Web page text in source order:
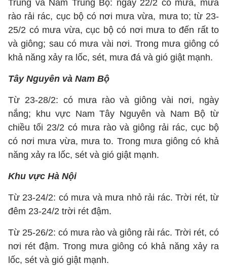
Trung và Nam Trung Bộ: ngày 22/2 có mưa, mưa
rào rải rác, cục bộ có nơi mưa vừa, mưa to; từ 23-
25/2 có mưa vừa, cục bộ có nơi mưa to đến rất to
và giông; sau có mưa vài nơi. Trong mưa giông có
khả năng xảy ra lốc, sét, mưa đá và gió giật mạnh.
Tây Nguyên và Nam Bộ
Từ 23-28/2: có mưa rào và giông vài nơi, ngày
nắng; khu vực Nam Tây Nguyên và Nam Bộ từ
chiều tối 23/2 có mưa rào và giông rải rác, cục bộ
có nơi mưa vừa, mưa to. Trong mưa giông có khả
năng xảy ra lốc, sét và gió giật mạnh.
Khu vực Hà Nội
Từ 23-24/2: có mưa và mưa nhỏ rải rác. Trời rét, từ
đêm 23-24/2 trời rét đậm.
Từ 25-26/2: có mưa rào và giông rải rác. Trời rét, có
nơi rét đậm. Trong mưa giông có khả năng xảy ra
lốc, sét và gió giật mạnh.